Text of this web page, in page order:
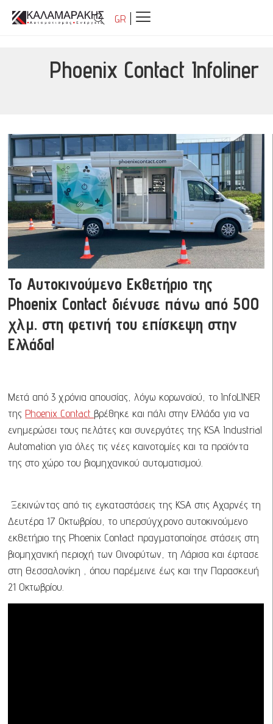
GR
Phoenix Contact Infoliner
Το Αυτοκινούμενο Εκθετήριο της
Phoenix Contact διένυσε πάνω από 500
χλμ. στη φετινή του επίσκεψη στην
Ελλάδα!
Μετά από 3 χρόνια απουσίας, λόγω κορωνοϊού, το InfoLINER
της Phoenix Contact βρέθηκε και πάλι στην Ελλάδα για να
ενημερώσει τους πελάτες και συνεργάτες της KSA Industrial
Automation για όλες τις νέες καινοτομίες και τα προϊόντα
της στο χώρο του βιομηχανικού αυτοματισμού.
Ξεκινώντας από τις εγκαταστάσεις της KSA στις Αχαρνές τη
Δευτέρα 17 Οκτωβρίου, το υπερσύγχρονο αυτοκινούμενο
εκθετήριο της Phoenix Contact πραγματοποίησε στάσεις στη
βιομηχανική περιοχή των Οινοφύτων, τη Λάρισα και έφτασε
στη Θεσσαλονίκη , όπου παρέμεινε έως και την Παρασκευή
21 Οκτωβρίου.